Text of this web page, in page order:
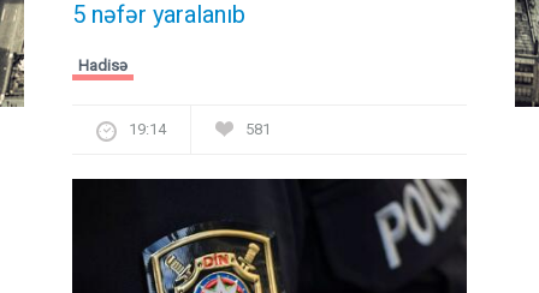
5 nəfər yaralanıb
Hadisə
19:14 581